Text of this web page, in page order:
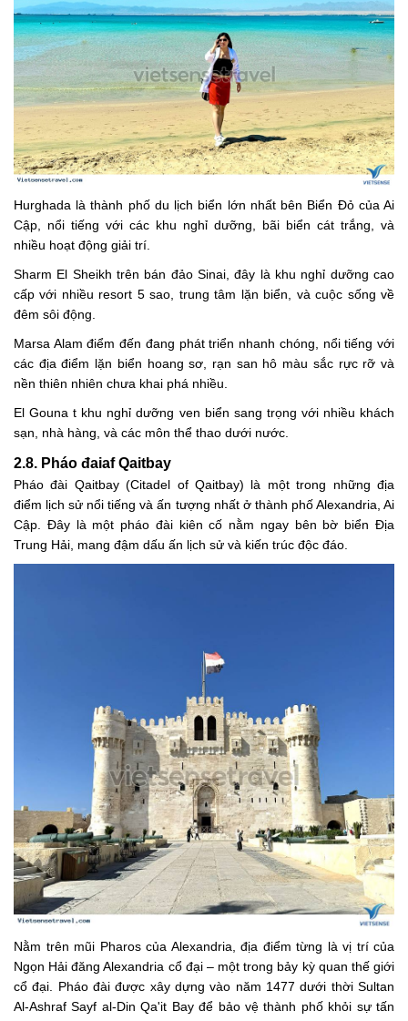
Hurghada là thành phố du lịch biển lớn nhất bên Biển Đỏ của Ai
Cập, nổi tiếng với các khu nghỉ dưỡng, bãi biển cát trắng, và
nhiều hoạt động giải trí.
Sharm El Sheikh trên bán đảo Sinai, đây là khu nghỉ dưỡng cao
cấp với nhiều resort 5 sao, trung tâm lặn biển, và cuộc sống về
đêm sôi động.
Marsa Alam điểm đến đang phát triển nhanh chóng, nổi tiếng với
các địa điểm lặn biển hoang sơ, rạn san hô màu sắc rực rỡ và
nền thiên nhiên chưa khai phá nhiều.
El Gouna t khu nghỉ dưỡng ven biển sang trọng với nhiều khách
sạn, nhà hàng, và các môn thể thao dưới nước.
2.8. Pháo đaiaf Qaitbay
Pháo đài Qaitbay (Citadel of Qaitbay) là một trong những địa
điểm lịch sử nổi tiếng và ấn tượng nhất ở thành phố Alexandria, Ai
Cập. Đây là một pháo đài kiên cố nằm ngay bên bờ biển Địa
Trung Hải, mang đậm dấu ấn lịch sử và kiến trúc độc đáo.
Nằm trên mũi Pharos của Alexandria, địa điểm từng là vị trí của
Ngọn Hải đăng Alexandria cổ đại – một trong bảy kỳ quan thế giới
cổ đại. Pháo đài được xây dựng vào năm 1477 dưới thời Sultan
Al-Ashraf Sayf al-Din Qa'it Bay để bảo vệ thành phố khỏi sự tấn